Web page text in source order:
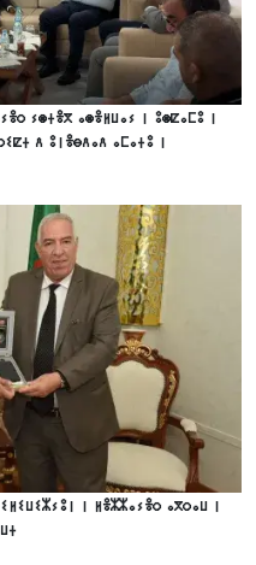
ⵢⵙⵜⴻⴳ ⴰⵙⴻⵍⵡⴰⵢ ⵏ ⵓⵙⵇⴰⵎⵓ ⵏ
ⴷ ⵓⵏⴻⴱⴷⴰⴷ ⴰⵎⴰⵜⵓ ⵏ
ⵏ ⵍⴻⵣⵣⴰⵢⴻⵔ ⴰⴳⵔⴰⵡ ⵏ